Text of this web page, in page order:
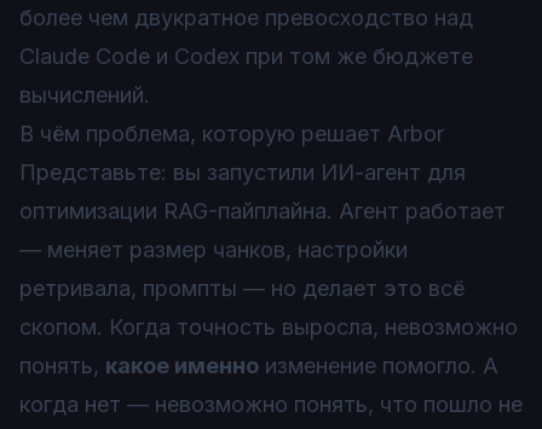
более чем двукратное превосходство над
Claude Code и Codex при том же бюджете
вычислений.
В чём проблема, которую решает Arbor
Представьте: вы запустили ИИ-агент для
оптимизации RAG-пайплайна. Агент работает
— меняет размер чанков, настройки
ретривала, промпты — но делает это всё
скопом. Когда точность выросла, невозможно
понять, какое именно изменение помогло. А
когда нет — невозможно понять, что пошло не